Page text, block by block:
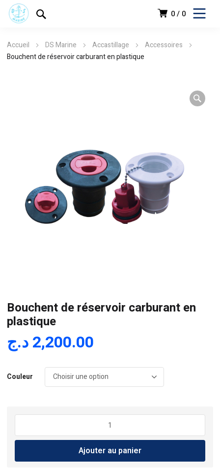
0 0
Accueil DS Marine Accastillage
Accessoires
Bouchent de réservoir carburant en plastique
Bouchent de réservoir carburant en
plastique
2,200.00د.ج
Couleur
Bouchent
réservoir
Ajouter au panier